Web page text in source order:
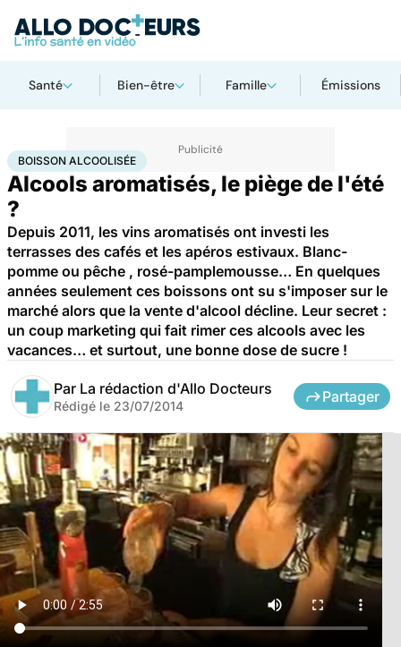
Santé Bien-être Famille Émissions
AccueilSanté Boisson alcoolisée
BOISSON ALCOOLISÉE
Alcools aromatisés, le piège de l'été
?
Depuis 2011, les vins aromatisés ont investi les
terrasses des cafés et les apéros estivaux. Blanc-
pomme ou pêche , rosé-pamplemousse… En quelques
années seulement ces boissons ont su s'imposer sur le
marché alors que la vente d'alcool décline. Leur secret :
un coup marketing qui fait rimer ces alcools avec les
vacances… et surtout, une bonne dose de sucre !
Par La rédaction d'Allo Docteurs
Rédigé le 23/07/2014
Partager